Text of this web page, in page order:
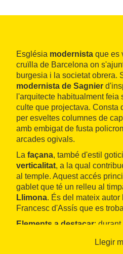
Església modernista que es
cruïlla de Barcelona on
burgesia i la societat obrera.
modernista de Sagnier
l'arquitecte habitualment
culte que projectava. Consta
per esveltes columnes de
amb embigat de fusta
arcades ogivals.
La façana, també d'estil
verticalitat, a la qual
al temple. Aquest accés
gablet que té un relleu al
Llimona. És del mateix
Francesc d'Assís que es
Elements a destacar:
i es va substituir per l'actual.
Llegir